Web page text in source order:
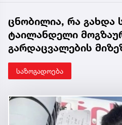
ცნობილია, რა გახდა
ტაილანდელი
გარდაცვალების
საზოგადოება